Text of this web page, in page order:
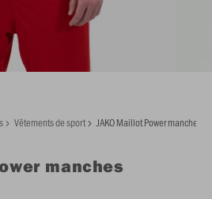
Vêtements de sport JAKO Maillot Power manches
manches